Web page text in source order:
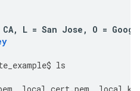
CA, L = San Jose , O =
$ ls